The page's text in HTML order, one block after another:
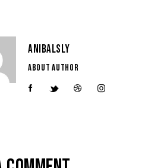
ANIBALSLY
ABOUT AUTHOR